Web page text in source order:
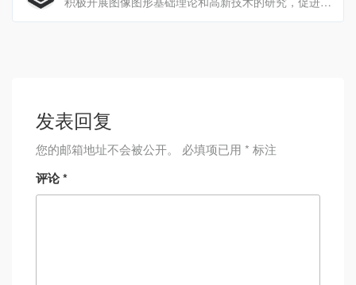
发表回复
您的邮箱地址不会被公开。 必填项已用 * 标注
评论*